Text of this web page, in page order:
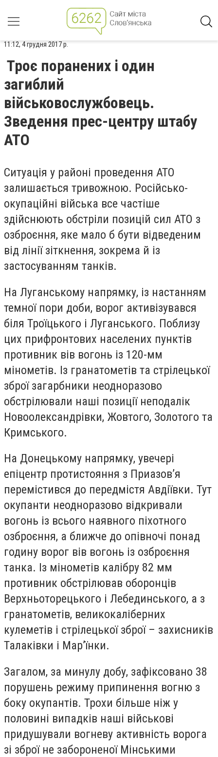
11:12, 4 грудня 2017 р.
Троє поранених і один
загиблий
військовослужбовець.
Зведення прес-центру штабу
АТО
Ситуація у районі проведення АТО
залишається тривожною. Російсько-
окупаційні війська все частіше
здійснюють обстріли позицій сил АТО з
озброєння, яке мало б бути відведеним
від лінії зіткнення, зокрема й із
застосуванням танків.
На Луганському напрямку, із настанням
темної пори доби, ворог активізувався
біля Троїцького і Луганського. Поблизу
цих прифронтових населених пунктів
противник вів вогонь із 120-мм
мінометів. Із гранатометів та стрілецької
зброї загарбники неодноразово
обстрілювали наші позиції неподалік
Новоолександрівки, Жовтого, Золотого та
Кримського.
На Донецькому напрямку, увечері
епіцентр протистояння з Приазов’я
перемістився до передмістя Авдіївки. Тут
окупанти неодноразово відкривали
вогонь із всього наявного піхотного
озброєння, а ближче до опівночі понад
годину ворог вів вогонь із озброєння
танка. Із мінометів калібру 82 мм
противник обстрілював оборонців
Верхньоторецького і Лебединського, а з
гранатометів, великокаліберних
кулеметів і стрілецької зброї – захисників
Талаківки і Мар’їнки.
Загалом, за минулу добу, зафіксовано 38
порушень режиму припинення вогню з
боку окупантів. Трохи більше ніж у
половині випадків наші військові
придушували вогневу активність ворога
зі зброї не забороненої Мінськими